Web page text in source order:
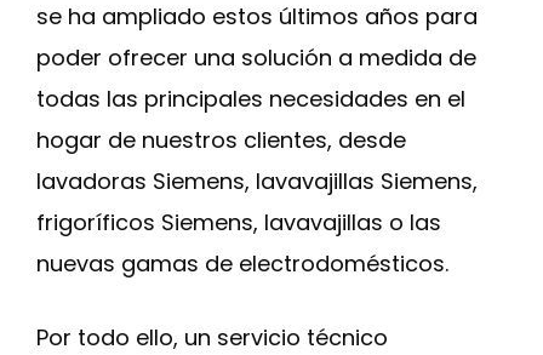
se ha ampliado estos últimos años para
poder ofrecer una solución a medida de
todas las principales necesidades en el
hogar de nuestros clientes, desde
lavadoras Siemens, lavavajillas Siemens,
frigoríficos Siemens, lavavajillas o las
nuevas gamas de electrodomésticos.
Por todo ello, un servicio técnico